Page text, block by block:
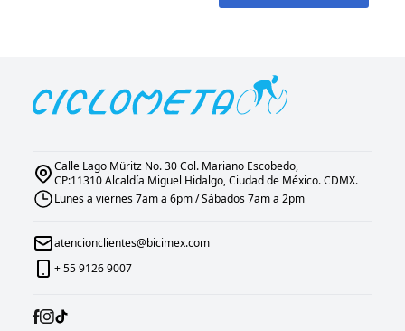
Calle Lago Müritz No. 30 Col. Mariano Escobedo,
CP:11310 Alcaldía Miguel Hidalgo, Ciudad de México. CDMX.
Lunes a viernes 7am a 6pm / Sábados 7am a 2pm
atencionclientes@bicimex.com
+ 55 9126 9007